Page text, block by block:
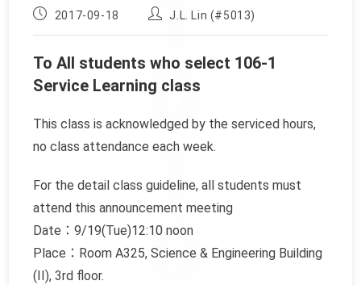
Post
2017-09-18
Post
J.L. Lin (#5013)
To All students who select 106-1
Service Learning class
This class is acknowledged by the serviced hours,
no class attendance each week.
For the detail class guideline, all students must
attend this announcement meeting
Date：9/19(Tue)12:10 noon
Place：Room A325, Science & Engineering Building
(II), 3rd floor.